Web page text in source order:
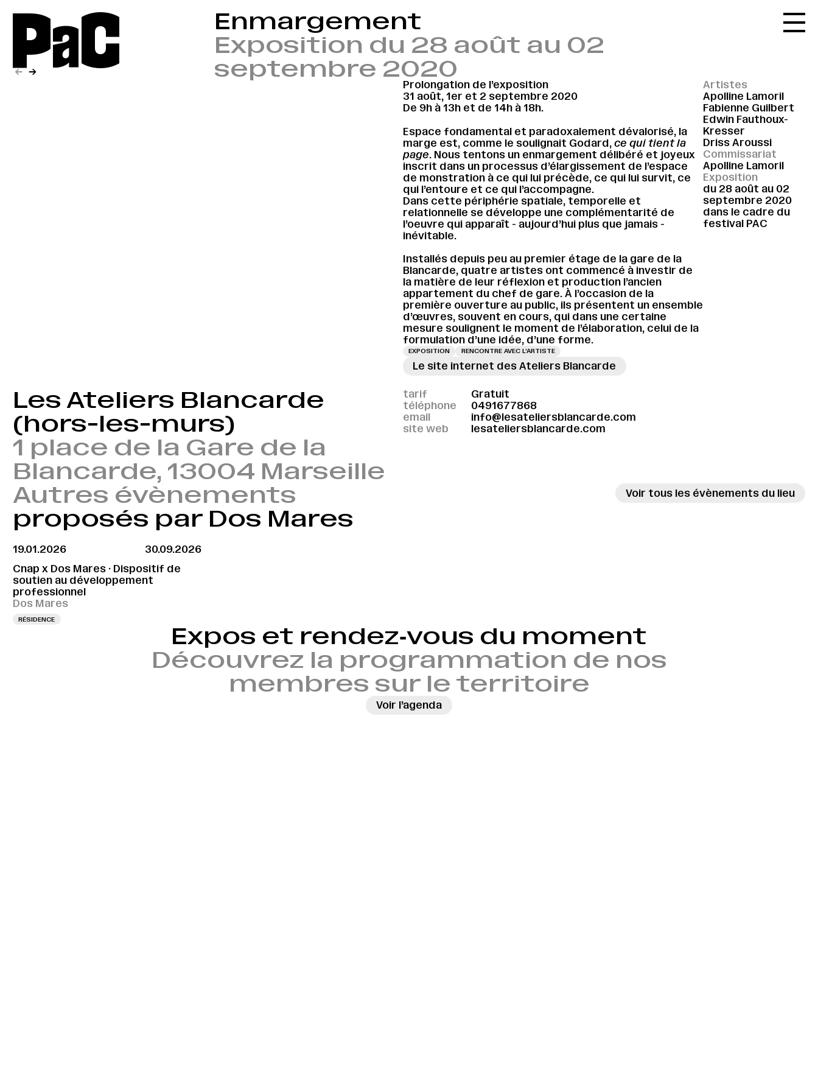
PaC
Accueil
La carte
Le festival
Le lieu
Les ressources
Le journal
Contact
Enmargement
Exposition du 28 août au 02
septembre 2020
← →
Prolongation de l’exposition
31 août, 1er et 2 septembre 2020
De 9h à 13h et de 14h à 18h.
Espace fondamental et paradoxalement dévalorisé, la
marge est, comme le soulignait Godard, ce qui tient la
page. Nous tentons un enmargement délibéré et joyeux
inscrit dans un processus d’élargissement de l’espace
de monstration à ce qui lui précède, ce qui lui survit, ce
qui l’entoure et ce qui l’accompagne.
Dans cette périphérie spatiale, temporelle et
relationnelle se développe une complémentarité de
l’oeuvre qui apparaît - aujourd’hui plus que jamais -
inévitable.
Installés depuis peu au premier étage de la gare de la
Blancarde, quatre artistes ont commencé à investir de
la matière de leur réflexion et production l’ancien
appartement du chef de gare. À l’occasion de la
première ouverture au public, ils présentent un ensemble
d’œuvres, souvent en cours, qui dans une certaine
mesure soulignent le moment de l’élaboration, celui de la
formulation d’une idée, d’une forme.
EXPOSITION RENCONTRE AVEC L’ARTISTE
Le site internet des Ateliers Blancarde
Artistes
Apolline Lamoril
Fabienne Guilbert
Edwin Fauthoux-
Kresser
Driss Aroussi
Commissariat
Apolline Lamoril
Exposition
du 28 août au 02
septembre 2020
dans le cadre du
festival PAC
Les Ateliers Blancarde
(hors-les-murs)
1 place de la Gare de la
Blancarde, 13004 Marseille
tarif
Gratuit
téléphone
0491677868
email
info@lesateliersblancarde.com
site web
lesateliersblancarde.com
Autres évènements
proposés par Dos Mares
Voir tous les évènements du lieu
19.01.2026
30.09.2026
Cnap x Dos Mares · Dispositif de
soutien au développement
professionnel
Dos Mares
RÉSIDENCE
Expos et rendez‑vous du moment
Découvrez la programmation de nos
membres sur le territoire
Voir l’agenda